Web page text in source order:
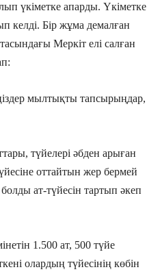
үкіметке апарды. Үкіметке
келді. Бір жұма демалған
Меркіт елі салған
мылтықты тапсырыңдар,
түйелері әбден арыған
оттайтын жер бермей
ат-түйесін тартып әкеп
1.500 ат, 500 түйе
олардың түйесінің көбін